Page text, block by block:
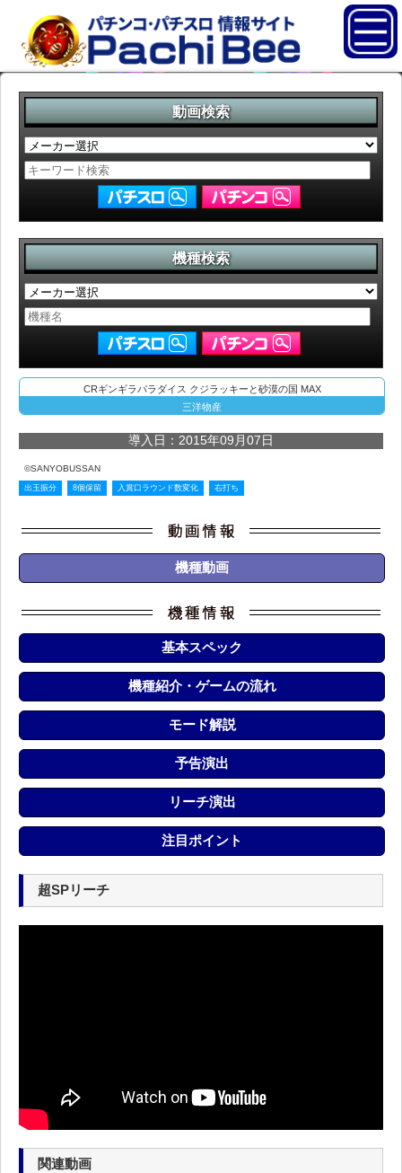
動画検索
機種検索
CRギンギラパラダイス クジラッキーと砂漠の国 MAX
三洋物産
導入日：2015年09月07日
©SANYOBUSSAN
出玉振分 8個保留 入賞口ラウンド数変化 右打ち
機種動画
基本スペック
機種紹介・ゲームの流れ
モード解説
予告演出
リーチ演出
注目ポイント
超SPリーチ
関連動画